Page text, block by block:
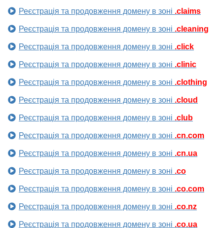
Реєстрація та продовження домену в зоні .claims
Реєстрація та продовження домену в зоні .cleaning
Реєстрація та продовження домену в зоні .click
Реєстрація та продовження домену в зоні .clinic
Реєстрація та продовження домену в зоні .clothing
Реєстрація та продовження домену в зоні .cloud
Реєстрація та продовження домену в зоні .club
Реєстрація та продовження домену в зоні .cn.com
Реєстрація та продовження домену в зоні .cn.ua
Реєстрація та продовження домену в зоні .co
Реєстрація та продовження домену в зоні .co.com
Реєстрація та продовження домену в зоні .co.nz
Реєстрація та продовження домену в зоні .co.ua